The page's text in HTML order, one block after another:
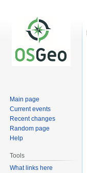
Main page
Current events
Recent changes
Random page
Help
Tools
What links here